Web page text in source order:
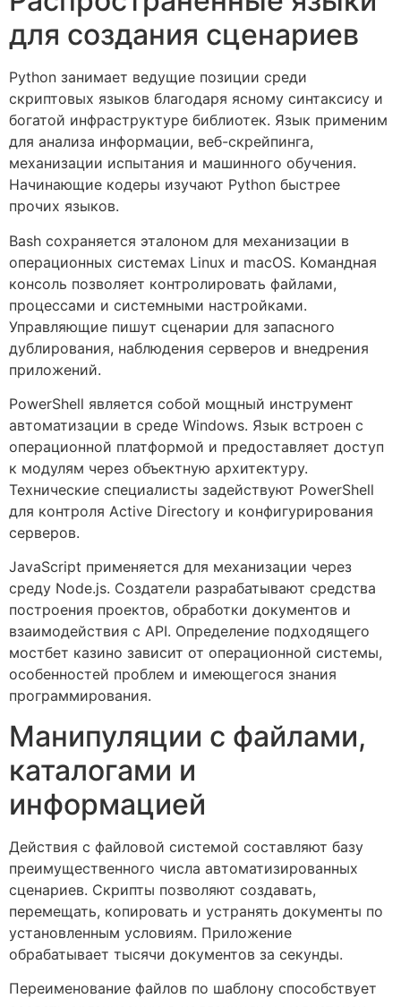
для создания сценариев
Python занимает ведущие позиции среди
скриптовых языков благодаря ясному синтаксису и
богатой инфраструктуре библиотек. Язык применим
для анализа информации, веб-скрейпинга,
механизации испытания и машинного обучения.
Начинающие кодеры изучают Python быстрее
прочих языков.
Bash сохраняется эталоном для механизации в
операционных системах Linux и macOS. Командная
консоль позволяет контролировать файлами,
процессами и системными настройками.
Управляющие пишут сценарии для запасного
дублирования, наблюдения серверов и внедрения
приложений.
PowerShell является собой мощный инструмент
автоматизации в среде Windows. Язык встроен с
операционной платформой и предоставляет доступ
к модулям через объектную архитектуру.
Технические специалисты задействуют PowerShell
для контроля Active Directory и конфигурирования
серверов.
JavaScript применяется для механизации через
среду Node.js. Создатели разрабатывают средства
построения проектов, обработки документов и
взаимодействия с API. Определение подходящего
мостбет казино зависит от операционной системы,
особенностей проблем и имеющегося знания
программирования.
Манипуляции с файлами,
каталогами и
информацией
Действия с файловой системой составляют базу
преимущественного числа автоматизированных
сценариев. Скрипты позволяют создавать,
перемещать, копировать и устранять документы по
установленным условиям. Приложение
обрабатывает тысячи документов за секунды.
Переименование файлов по шаблону способствует